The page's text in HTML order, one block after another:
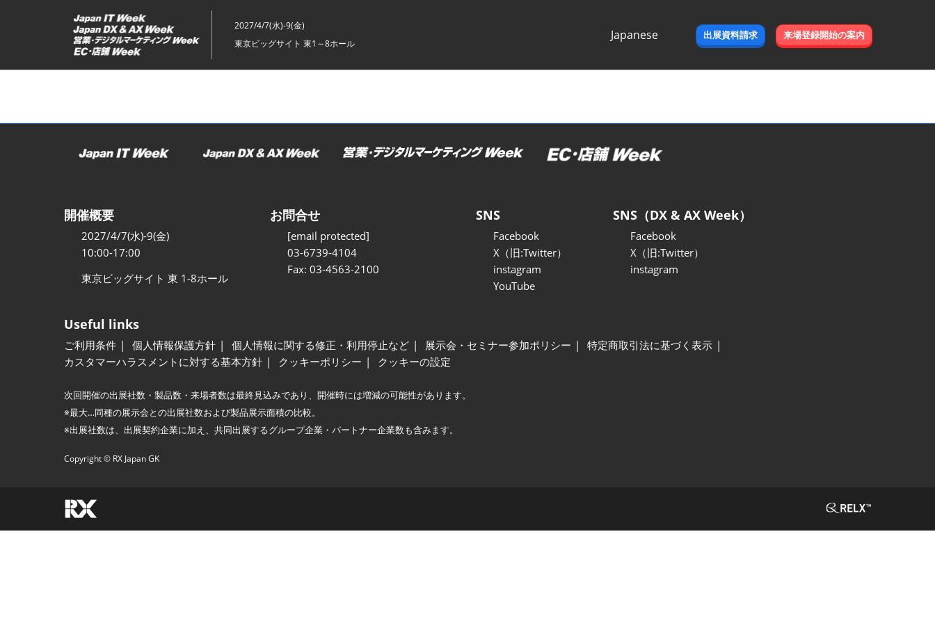
ッ
2027/4/7(水)-9(金)
東京ビッグサイト 東1～8ホール
Japanese
出展資料請求 来場登録開始の案内
開催概要
2027/4/7(水)-9(金)
10:00-17:00
東京ビッグサイト 東 1-8ホール
お問合せ
[email protected]
03-6739-4104
Fax: 03-4563-2100
SNS
Facebook
X（旧:Twitter）
instagram
YouTube
SNS（DX & AX Week）
Facebook
X（旧:Twitter）
instagram
Useful links
ご利用条件 個人情報保護方針 個人情報に関する修正・利用停止など 展示会・セミナー参加ポリシー
特定商取引法に基づく表示
カスタマーハラスメントに対する基本方針
クッキーポリシー クッキーの設定
次回開催の出展社数・製品数・来場者数は最終見込みであり、開催時には増減の可能性があります。
※最大…同種の展示会との出展社数および製品展示面積の比較。
※出展社数は、出展契約企業に加え、共同出展するグループ企業・パートナー企業数も含みます。
Copyright © RX Japan GK